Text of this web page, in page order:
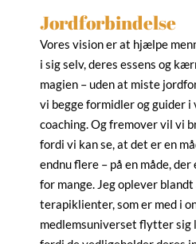
Jordforbindelse
Vores vision er at hjælpe
i sig selv, deres essens og
magien – uden at miste
vi begge formidler og guider i
coaching. Og fremover vil vi
fordi vi kan se, at det er en
endnu flere – på en måde,
for mange. Jeg oplever
terapiklienter, som er med i
medlemsuniverset flytter sig